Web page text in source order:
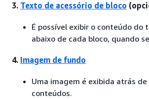
3. Texto de acessório de bloco
É possível exibir o conteúdo do
abaixo de cada bloco, quando
4. Imagem de fundo
Uma imagem é exibida atrás
conteúdos.